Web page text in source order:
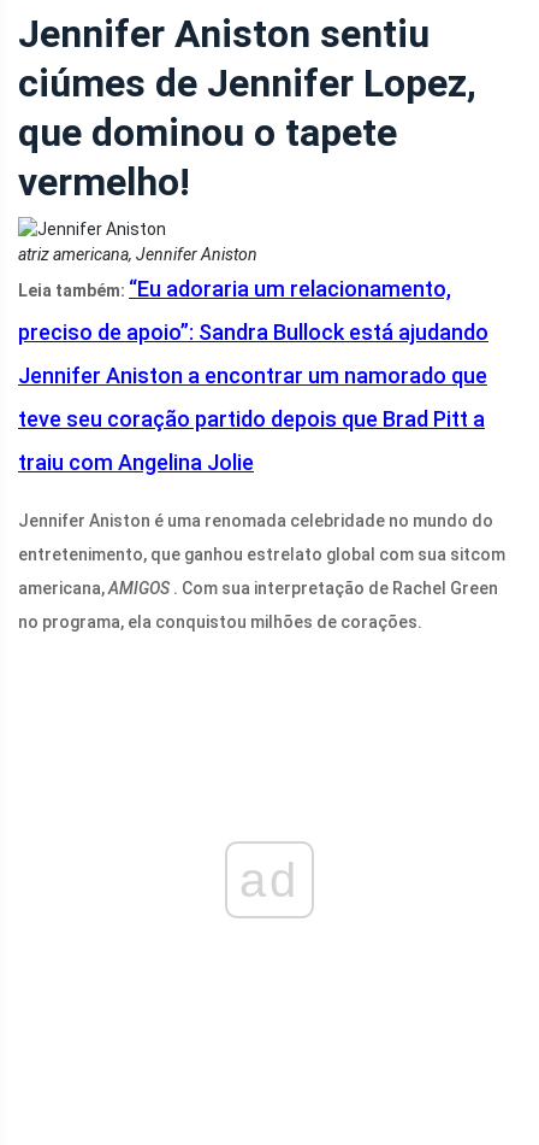
Jennifer Aniston sentiu
ciúmes de Jennifer Lopez,
que dominou o tapete
vermelho!
atriz americana, Jennifer Aniston
Leia também: “Eu adoraria um relacionamento,
preciso de apoio”: Sandra Bullock está ajudando
Jennifer Aniston a encontrar um namorado que
teve seu coração partido depois que Brad Pitt a
traiu com Angelina Jolie
Jennifer Aniston é uma renomada celebridade no mundo do
entretenimento, que ganhou estrelato global com sua sitcom
americana,AMIGOS . Com sua interpretação de Rachel Green
no programa, ela conquistou milhões de corações.
ad